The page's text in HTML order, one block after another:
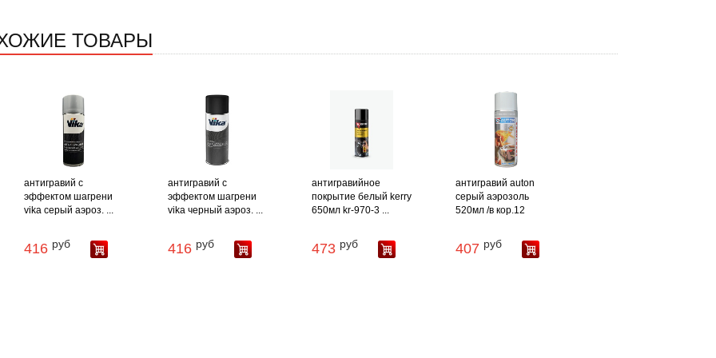
ТОВАРЫ
антигравий с
эффектом шагрени
vika серый аэроз. ...
416 руб
антигравий с
эффектом шагрени
vika черный аэроз. ...
416 руб
антигравийное
покрытие белый kerry
650мл kr-970-3 ...
473 руб
антигравий auton
серый аэрозоль
520мл /в кор.12
407 руб